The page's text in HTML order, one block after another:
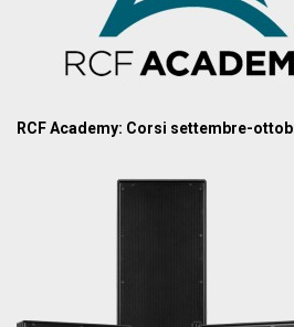
RCF Academy: Corsi settembre-